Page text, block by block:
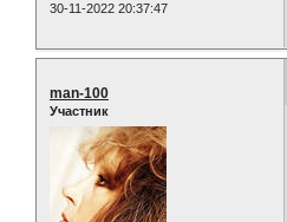
30-11-2022 20:37:47
man-100
Участник